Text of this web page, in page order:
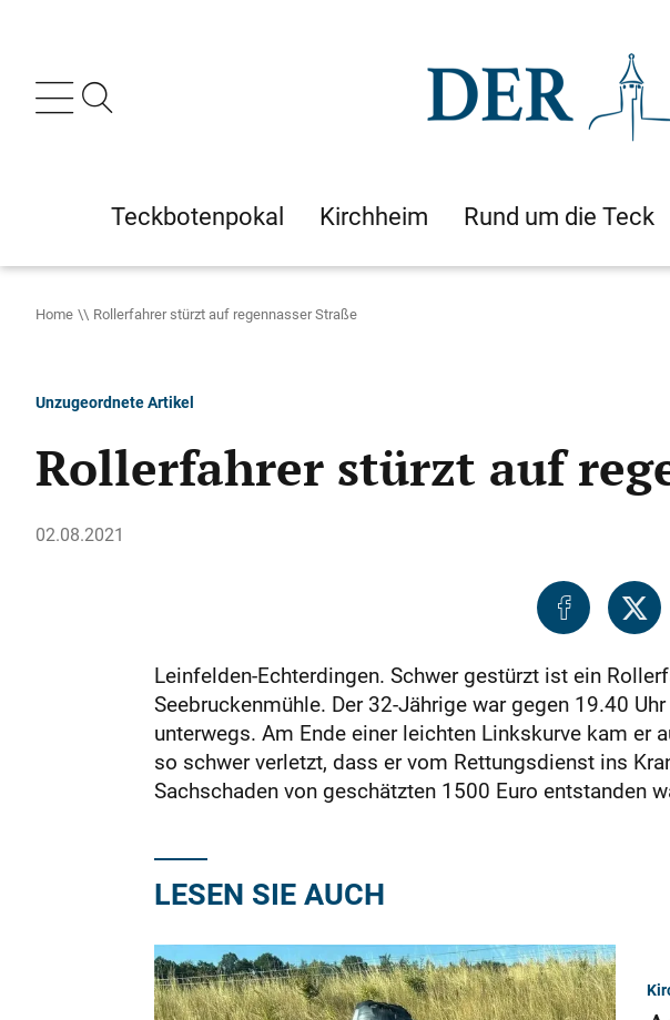
Teckbotenpokal Kirchheim Rund um die Teck
Home Rollerfahrer stürzt auf regennasser Straße
Unzugeordnete Artikel
Rollerfahrer stürzt auf
02.08.2021
Leinfelden-Echterdingen. Schwer gestürzt ist ein
Seebruckenmühle. Der 32-Jährige war gegen 19.40
unterwegs. Am Ende einer leichten Linkskurve kam er
so schwer verletzt, dass er vom Rettungsdienst ins
Sachschaden von geschätzten 1500 Euro entstanden
LESEN SIE AUCH